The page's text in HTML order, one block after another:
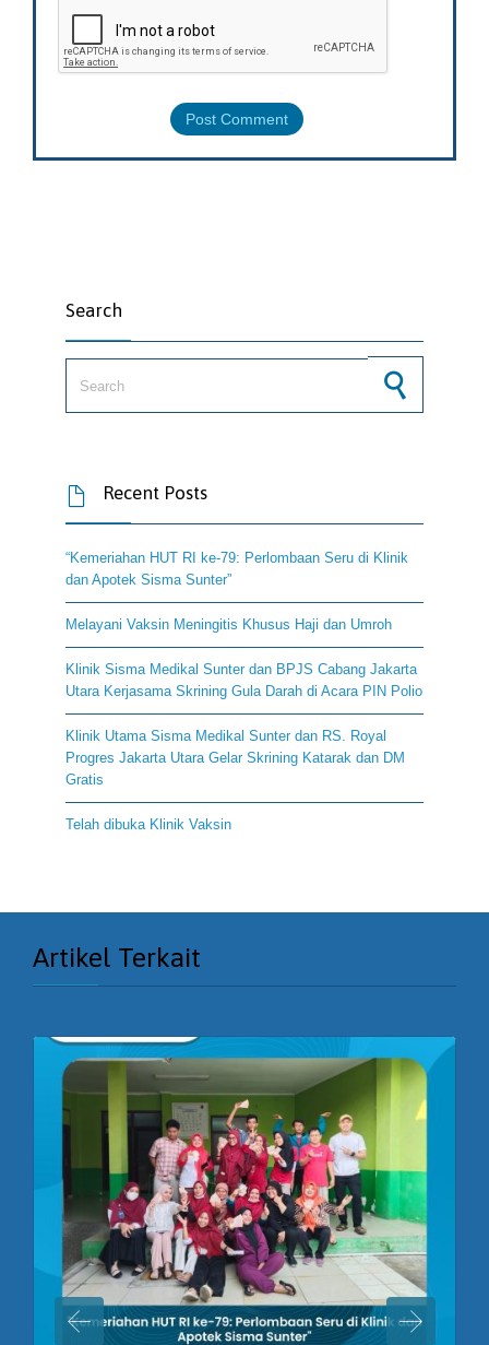
Search
 Recent Posts
“Kemeriahan HUT RI ke-79: Perlombaan Seru di Klinik
dan Apotek Sisma Sunter”
Melayani Vaksin Meningitis Khusus Haji dan Umroh
Klinik Sisma Medikal Sunter dan BPJS Cabang Jakarta
Utara Kerjasama Skrining Gula Darah di Acara PIN Polio
Klinik Utama Sisma Medikal Sunter dan RS. Royal
Progres Jakarta Utara Gelar Skrining Katarak dan DM
Gratis
Telah dibuka Klinik Vaksin
Artikel Terkait